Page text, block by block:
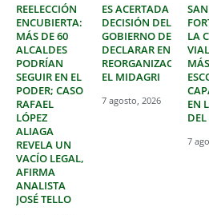
REELECCIÓN
ENCUBIERTA:
MÁS DE 60
ALCALDES
PODRÍAN
SEGUIR EN EL
PODER; CASO
RAFAEL
LÓPEZ
ALIAGA
REVELA UN
VACÍO LEGAL,
AFIRMA
ANALISTA
JOSÉ TELLO
ES ACERTADA
DECISIÓN DEL
GOBIERNO DE
DECLARAR EN
REORGANIZACIÓN
EL MIDAGRI
7 agosto, 2026
LA
EN
7